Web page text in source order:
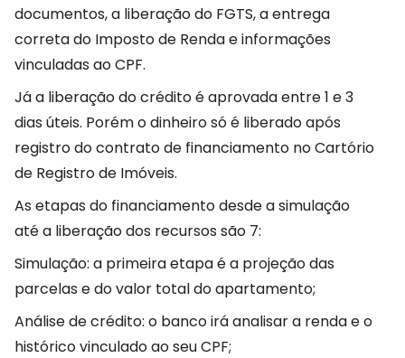
documentos, a liberação do FGTS, a entrega
correta do Imposto de Renda e informações
vinculadas ao CPF.
Já a liberação do crédito é aprovada entre 1 e 3
dias úteis. Porém o dinheiro só é liberado após
registro do contrato de financiamento no Cartório
de Registro de Imóveis.
As etapas do financiamento desde a simulação
até a liberação dos recursos são 7:
Simulação: a primeira etapa é a projeção das
parcelas e do valor total do apartamento;
Análise de crédito: o banco irá analisar a renda e o
histórico vinculado ao seu CPF;